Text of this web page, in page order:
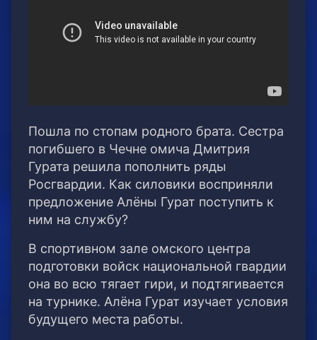
Пошла по стопам родного брата. Сестра
погибшего в Чечне омича Дмитрия
Гурата решила пополнить ряды
Росгвардии. Как силовики восприняли
предложение Алёны Гурат поступить к
ним на службу?
В спортивном зале омского центра
подготовки войск национальной гвардии
она во всю тягает гири, и подтягивается
на турнике. Алёна Гурат изучает условия
будущего места работы.